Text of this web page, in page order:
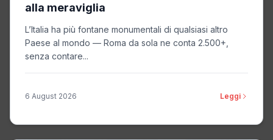
alla meraviglia
L’Italia ha più fontane monumentali di qualsiasi altro
Paese al mondo — Roma da sola ne conta 2.500+,
senza contare...
6 August 2026 Leggi